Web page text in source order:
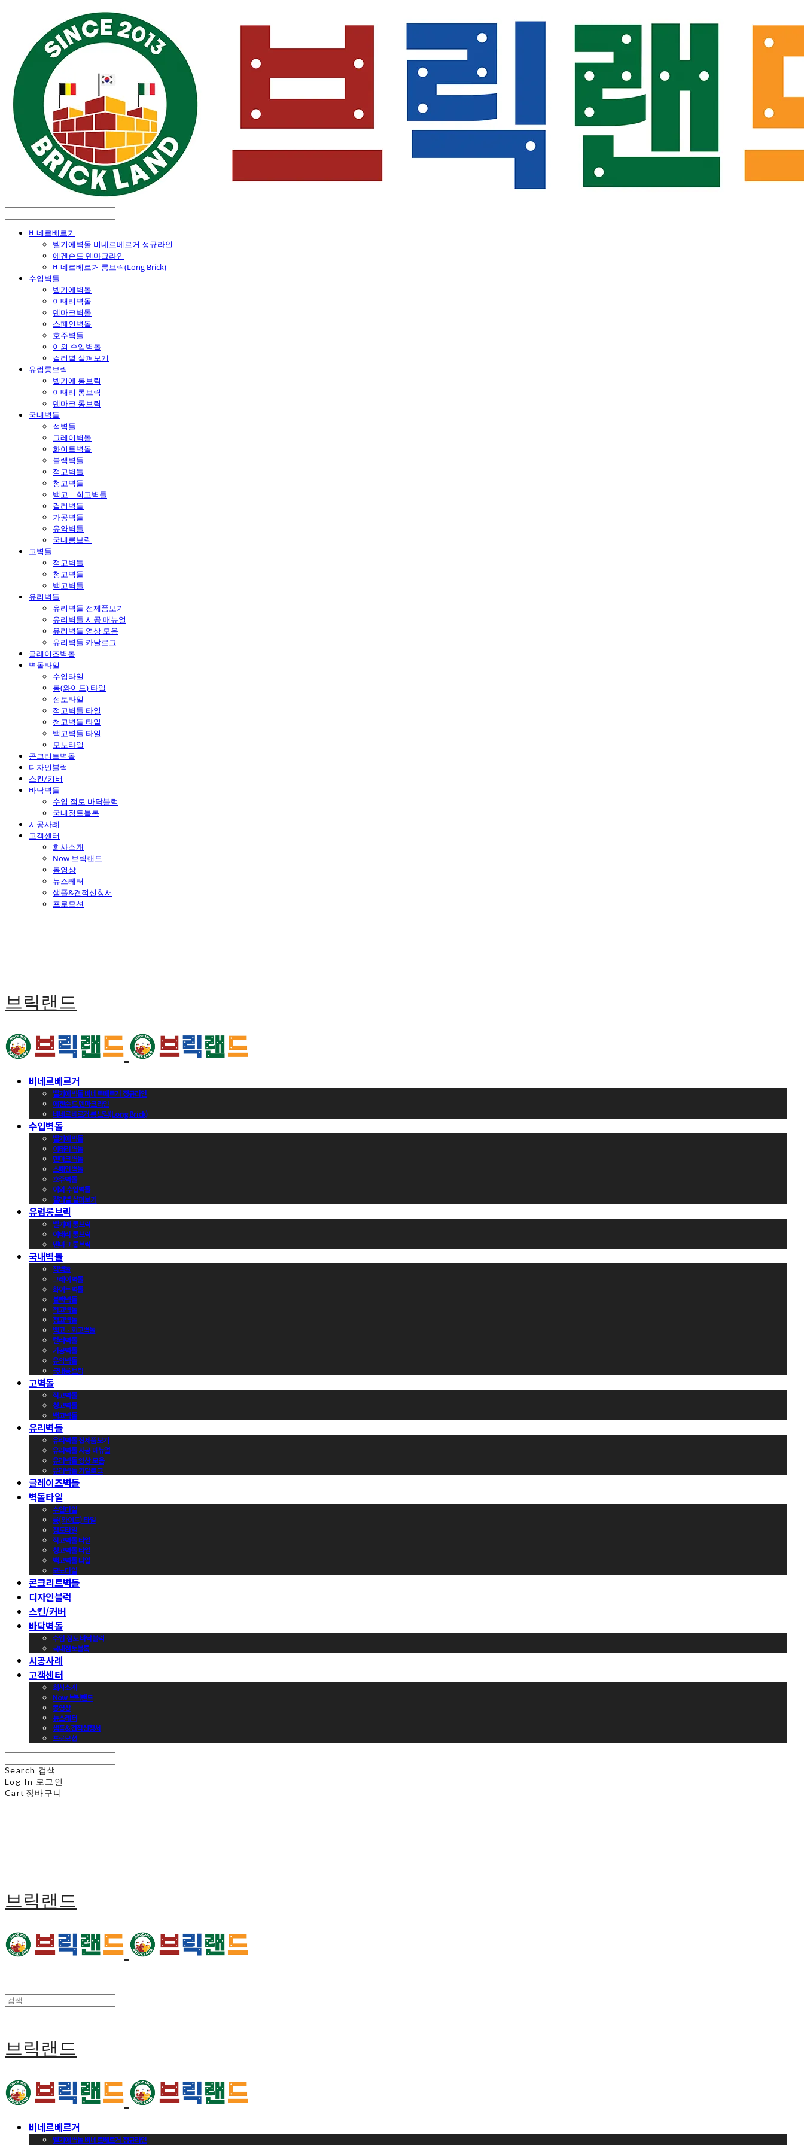
비네르베르거
벨기에벽돌 비네르베르거 정규라인
에겐순드 덴마크라인
비네르베르거 롱브릭(Long Brick)
수입벽돌
벨기에벽돌
이태리벽돌
덴마크벽돌
스페인벽돌
호주벽돌
이외 수입벽돌
컬러별 살펴보기
유럽롱브릭
벨기에 롱브릭
이태리 롱브릭
덴마크 롱브릭
국내벽돌
적벽돌
그레이벽돌
화이트벽돌
블랙벽돌
적고벽돌
청고벽돌
백고ㆍ회고벽돌
컬러벽돌
가공벽돌
유약벽돌
국내롱브릭
고벽돌
적고벽돌
청고벽돌
백고벽돌
유리벽돌
유리벽돌 전제품보기
유리벽돌 시공 매뉴얼
유리벽돌 영상 모음
유리벽돌 카달로그
글레이즈벽돌
벽돌타일
수입타일
롱(와이드) 타일
점토타일
적고벽돌 타일
청고벽돌 타일
백고벽돌 타일
모노타일
콘크리트벽돌
디자인블럭
스킨/커버
바닥벽돌
수입 점토 바닥블럭
국내점토블록
시공사례
고객센터
회사소개
Now 브릭랜드
동영상
뉴스레터
샘플&견적신청서
프로모션
브릭랜드
비네르베르거
벨기에벽돌 비네르베르거 정규라인
에겐순드 덴마크라인
비네르베르거 롱브릭(Long Brick)
수입벽돌
벨기에벽돌
이태리벽돌
덴마크벽돌
스페인벽돌
호주벽돌
이외 수입벽돌
컬러별 살펴보기
유럽롱브릭
벨기에 롱브릭
이태리 롱브릭
덴마크 롱브릭
국내벽돌
적벽돌
그레이벽돌
화이트벽돌
블랙벽돌
적고벽돌
청고벽돌
백고ㆍ회고벽돌
컬러벽돌
가공벽돌
유약벽돌
국내롱브릭
고벽돌
적고벽돌
청고벽돌
백고벽돌
유리벽돌
유리벽돌 전제품보기
유리벽돌 시공 매뉴얼
유리벽돌 영상 모음
유리벽돌 카달로그
글레이즈벽돌
벽돌타일
수입타일
롱(와이드) 타일
점토타일
적고벽돌 타일
청고벽돌 타일
백고벽돌 타일
모노타일
콘크리트벽돌
디자인블럭
스킨/커버
바닥벽돌
수입 점토 바닥블럭
국내점토블록
시공사례
고객센터
회사소개
Now 브릭랜드
동영상
뉴스레터
샘플&견적신청서
프로모션
Search 검색
Log In 로그인
Cart 장바구니
브릭랜드
브릭랜드
비네르베르거
벨기에벽돌 비네르베르거 정규라인